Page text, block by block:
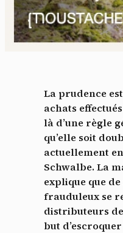
La prudence
achats
là d’une règle
qu’elle soit
actuellement
Schwalbe. La
explique que
frauduleux se
distributeurs
but